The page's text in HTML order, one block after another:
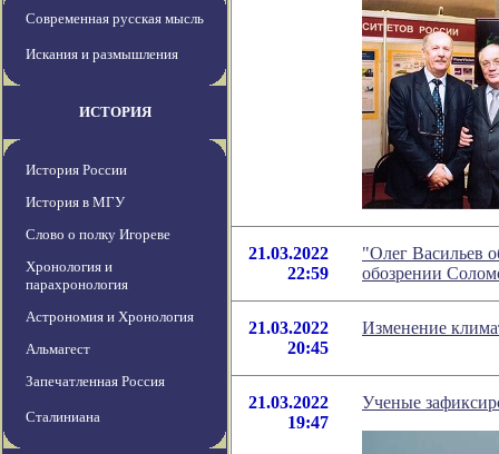
Современная русская мысль
Искания и размышления
ИСТОРИЯ
История России
История в МГУ
Слово о полку Игореве
Хронология и
парахронология
Астрономия и Хронология
Альмагест
Запечатленная Россия
Сталиниана
21.03.2022
22:59
"Олег Васильев
обозрении
21.03.2022
20:45
Изменение
21.03.2022
19:47
Ученые